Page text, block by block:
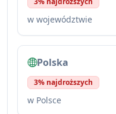
w województwie
Polska
3% najdroższych
w Polsce